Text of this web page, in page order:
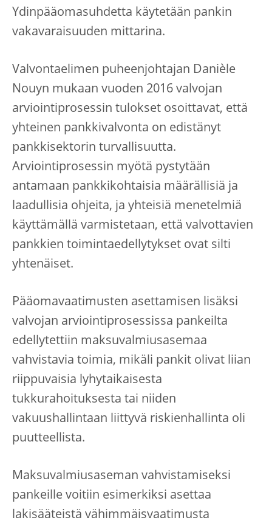
Ydinpääomasuhdetta käytetään pankin
vakavaraisuuden mittarina.
Valvontaelimen puheenjohtajan Danièle
Nouyn mukaan vuoden 2016 valvojan
arviointiprosessin tulokset osoittavat, että
yhteinen pankkivalvonta on edistänyt
pankkisektorin turvallisuutta.
Arviointiprosessin myötä pystytään
antamaan pankkikohtaisia määrällisiä ja
laadullisia ohjeita, ja yhteisiä menetelmiä
käyttämällä varmistetaan, että valvottavien
pankkien toimintaedellytykset ovat silti
yhtenäiset.
Pääomavaatimusten asettamisen lisäksi
valvojan arviointiprosessissa pankeilta
edellytettiin maksuvalmiusasemaa
vahvistavia toimia, mikäli pankit olivat liian
riippuvaisia lyhytaikaisesta
tukkurahoituksesta tai niiden
vakuushallintaan liittyvä riskienhallinta oli
puutteellista.
Maksuvalmiusaseman vahvistamiseksi
pankeille voitiin esimerkiksi asettaa
lakisääteistä vähimmäisvaatimusta